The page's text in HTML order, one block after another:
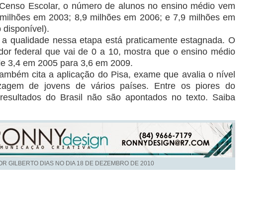
Escolar, o número de alunos no ensino médio vem
em 2003; 8,9 milhões em 2006; e 7,9 milhões em
disponível).
qualidade nessa etapa está praticamente estagnada. O
federal que vai de 0 a 10, mostra que o ensino médio
3,4 em 2005 para 3,6 em 2009.
cita a aplicação do Pisa, exame que avalia o nível
de jovens de vários países. Entre os piores do
do Brasil não são apontados no texto. Saiba
GILBERTO DIAS NO DIA 18 DE DEZEMBRO DE 2010